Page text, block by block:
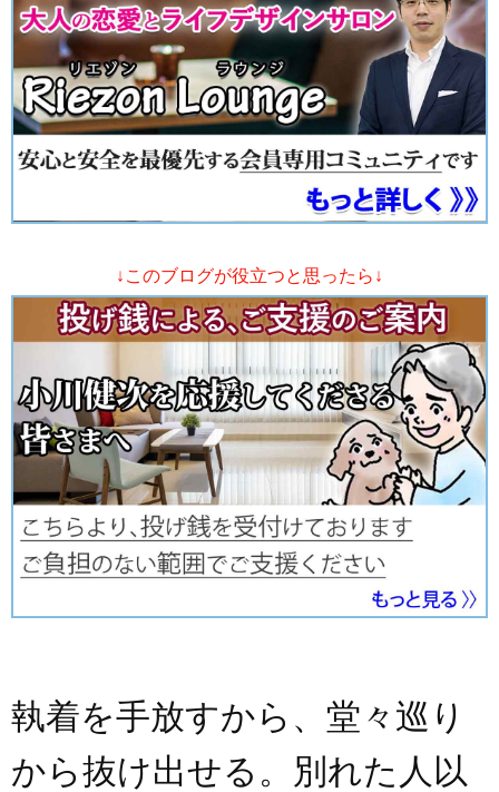
↓このブログが役立つと思ったら↓
執着を手放すから、堂々巡り
から抜け出せる。別れた人以